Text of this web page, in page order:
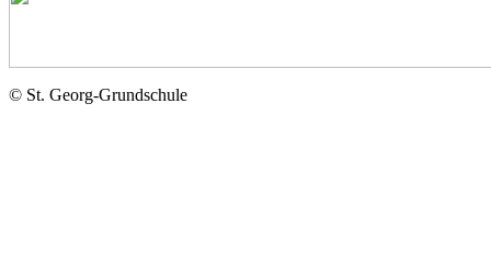
© St. Georg-Grundschule